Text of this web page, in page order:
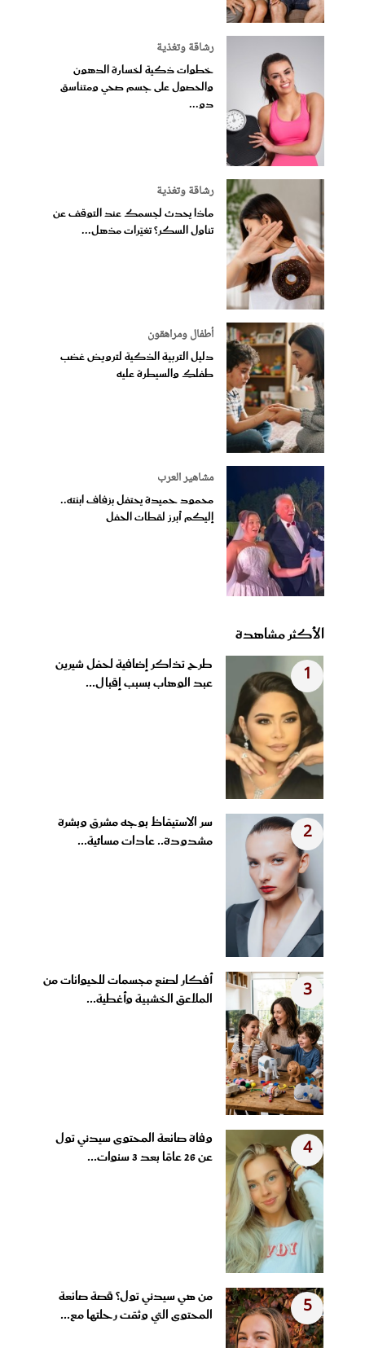
رشاقة وتغذية
خطوات ذكية لخسارة الدهون
والحصول على جسم صحي ومتناسق
دو...
رشاقة وتغذية
ماذا يحدث لجسمك عند التوقف عن
تناول السكر؟ تغيّرات مذهل...
أطفال ومراهقون
دليل التربية الذكية لترويض غضب
طفلكِ والسيطرة عليه
مشاهير العرب
محمود حميدة يحتفل بزفاف ابنته..
إليكم أبرز لقطات الحفل
الأكثر مشاهدة
1
طرح تذاكر إضافية لحفل شيرين
عبد الوهاب بسبب إقبال...
2
سر الاستيقاظ بوجه مشرق وبشرة
مشدودة.. عادات مسائية...
3
أفكار لصنع مجسمات للحيوانات من
الملاعق الخشبية وأغطية...
4
وفاة صانعة المحتوى سيدني تول
عن 26 عامًا بعد 3 سنوات...
5
من هي سيدني تول؟ قصة صانعة
المحتوى التي وثقت رحلتها مع...